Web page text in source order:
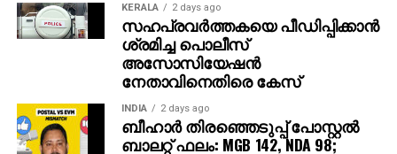
KERALA 2 days ago
സഹപ്രവര്‍ത്തകയെ പീഡിപ്പിക്കാന്‍
ശ്രമിച്ച പൊലീസ്
അസോസിയേഷന്‍
നേതാവിനെതിരെ കേസ്
INDIA 2 days ago
ബീഹാർ തിരഞ്ഞെടുപ്പ് പോസ്റ്റൽ
ബാലറ്റ് ഫലം: MGB 142, NDA 98;